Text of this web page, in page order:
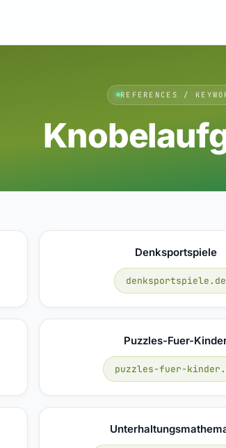
REFERENCES /
Denksportspiele
denksportspiele.de
Puzzles-Fuer-
puzzles-fuer-